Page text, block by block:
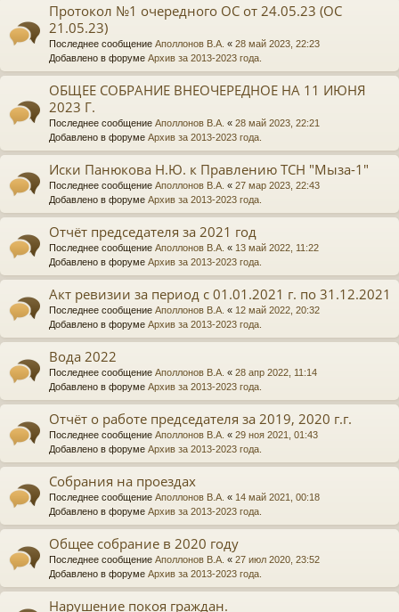
Протокол №1 очередного ОС от 24.05.23 (ОС
21.05.23)
Последнее сообщение Аполлонов В.А. « 28 май 2023, 22:23
Добавлено в форуме Архив за 2013-2023 года.
ОБЩЕЕ СОБРАНИЕ ВНЕОЧЕРЕДНОЕ НА 11 ИЮНЯ
2023 Г.
Последнее сообщение Аполлонов В.А. « 28 май 2023, 22:21
Добавлено в форуме Архив за 2013-2023 года.
Иски Панюкова Н.Ю. к Правлению ТСН "Мыза-1"
Последнее сообщение Аполлонов В.А. « 27 мар 2023, 22:43
Добавлено в форуме Архив за 2013-2023 года.
Отчёт председателя за 2021 год
Последнее сообщение Аполлонов В.А. « 13 май 2022, 11:22
Добавлено в форуме Архив за 2013-2023 года.
Акт ревизии за период с 01.01.2021 г. по 31.12.2021
Последнее сообщение Аполлонов В.А. « 12 май 2022, 20:32
Добавлено в форуме Архив за 2013-2023 года.
Вода 2022
Последнее сообщение Аполлонов В.А. « 28 апр 2022, 11:14
Добавлено в форуме Архив за 2013-2023 года.
Отчёт о работе председателя за 2019, 2020 г.г.
Последнее сообщение Аполлонов В.А. « 29 ноя 2021, 01:43
Добавлено в форуме Архив за 2013-2023 года.
Собрания на проездах
Последнее сообщение Аполлонов В.А. « 14 май 2021, 00:18
Добавлено в форуме Архив за 2013-2023 года.
Общее собрание в 2020 году
Последнее сообщение Аполлонов В.А. « 27 июл 2020, 23:52
Добавлено в форуме Архив за 2013-2023 года.
Нарушение покоя граждан.